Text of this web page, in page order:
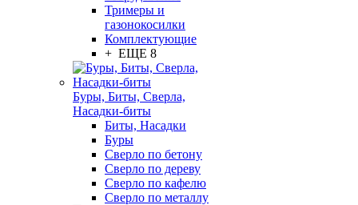
Тримеры и
газонокосилки
Комплектующие
+ ЕЩЕ 8
Буры, Биты, Сверла,
Насадки-биты
Биты, Насадки
Буры
Сверло по бетону
Сверло по дереву
Сверло по кафелю
Сверло по металлу